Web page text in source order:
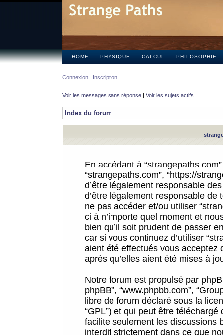
HOME PHYSIQUE CALCUL PHILOSOPHIE
Connexion Inscription
Voir les messages sans réponse | Voir les sujets actifs
Index du forum
En accédant à
“strangepaths.com”, “https://
d’être légalement responsable
d’être légalement responsable
ne pas accéder et/ou utiliser
ci à n’importe quel moment et
bien qu’il soit prudent de passer
car si vous continuez d’utiliser
aient été effectués vous acceptez
après qu’elles aient été mises à
Notre forum est propulsé par
phpBB”, “www.phpbb.com”,
libre de forum déclaré sous la
“GPL”) et qui peut être téléchargé
facilite seulement les discussions
interdit strictement dans ce que